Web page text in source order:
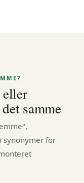
eller
samme
synonymer for